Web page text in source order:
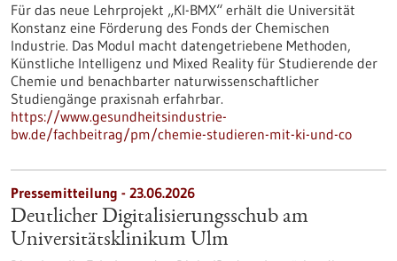
Für das neue Lehrprojekt „KI-BMX“ erhält die Universität
Konstanz eine Förderung des Fonds der Chemischen
Industrie. Das Modul macht datengetriebene Methoden,
Künstliche Intelligenz und Mixed Reality für Studierende der
Chemie und benachbarter naturwissenschaftlicher
Studiengänge praxisnah erfahrbar.
https://www.gesundheitsindustrie-
bw.de/fachbeitrag/pm/chemie-studieren-mit-ki-und-co
Pressemitteilung - 23.06.2026
Deutlicher Digitalisierungsschub am
Universitätsklinikum Ulm